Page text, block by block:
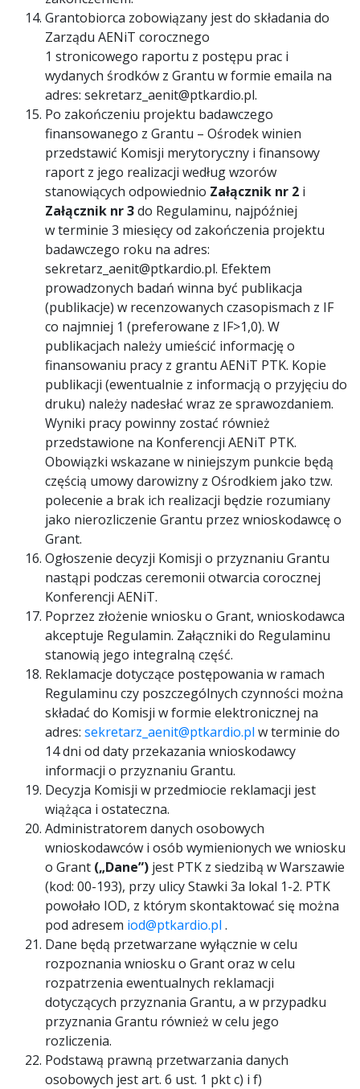
Grantobiorca zobowiązany jest do składania do
Zarządu AENiT corocznego
1 stronicowego raportu z postępu prac i
wydanych środków z Grantu w formie emaila na
adres: sekretarz_aenit@ptkardio.pl.
Po zakończeniu projektu badawczego
finansowanego z Grantu – Ośrodek winien
przedstawić Komisji merytoryczny i finansowy
raport z jego realizacji według wzorów
stanowiących odpowiednio Załącznik nr 2 i
Załącznik nr 3do Regulaminu, najpóźniej
w terminie 3 miesięcy od zakończenia projektu
badawczego roku na adres:
sekretarz_aenit@ptkardio.pl. Efektem
prowadzonych badań winna być publikacja
(publikacje) w recenzowanych czasopismach z IF
co najmniej 1 (preferowane z IF>1,0). W
publikacjach należy umieścić informację o
finansowaniu pracy z grantu AENiT PTK. Kopie
publikacji (ewentualnie z informacją o przyjęciu do
druku) należy nadesłać wraz ze sprawozdaniem.
Wyniki pracy powinny zostać również
przedstawione na Konferencji AENiT PTK.
Obowiązki wskazane w niniejszym punkcie będą
częścią umowy darowizny z Ośrodkiem jako tzw.
polecenie a brak ich realizacji będzie rozumiany
jako nierozliczenie Grantu przez wnioskodawcę o
Grant.
Ogłoszenie decyzji Komisji o przyznaniu Grantu
nastąpi podczas ceremonii otwarcia corocznej
Konferencji AENiT.
Poprzez złożenie wniosku o Grant, wnioskodawca
akceptuje Regulamin. Załączniki do Regulaminu
stanowią jego integralną część.
Reklamacje dotyczące postępowania w ramach
Regulaminu czy poszczególnych czynności można
składać do Komisji w formie elektronicznej na
adres: sekretarz_aenit@ptkardio.pl w terminie do
14 dni od daty przekazania wnioskodawcy
informacji o przyznaniu Grantu.
Decyzja Komisji w przedmiocie reklamacji jest
wiążąca i ostateczna.
Administratorem danych osobowych
wnioskodawców i osób wymienionych we wniosku
o Grant („Dane”) jest PTK z siedzibą w Warszawie
(kod: 00-193), przy ulicy Stawki 3a lokal 1-2. PTK
powołało IOD, z którym skontaktować się można
pod adresem iod@ptkardio.pl .
Dane będą przetwarzane wyłącznie w celu
rozpoznania wniosku o Grant oraz w celu
rozpatrzenia ewentualnych reklamacji
dotyczących przyznania Grantu, a w przypadku
przyznania Grantu również w celu jego
rozliczenia.
Podstawą prawną przetwarzania danych
osobowych jest art. 6 ust. 1 pkt c) i f)